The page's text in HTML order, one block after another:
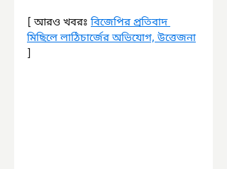
[ আরও খবরঃ বিজেপির প্রতিবাদ
মিছিলে লাঠিচার্জের অভিযোগ, উত্তেজনা
]